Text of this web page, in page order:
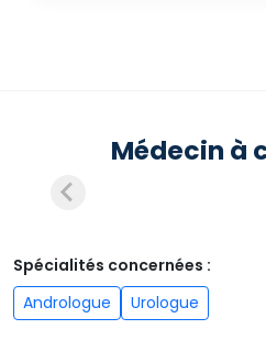
Médecin à
Spécialités concernées :
Andrologue
Urologue